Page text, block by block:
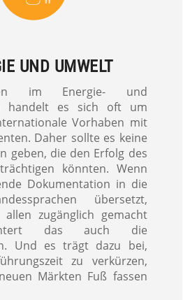
UND UMWELT
im Energie- und
handelt es sich oft um
Vorhaben mit
Daher sollte es keine
geben, die den Erfolg des
könnten. Wenn
Dokumentation in die
übersetzt,
zugänglich gemacht
das auch die
Und es trägt dazu bei,
zu verkürzen,
Märkten Fuß fassen